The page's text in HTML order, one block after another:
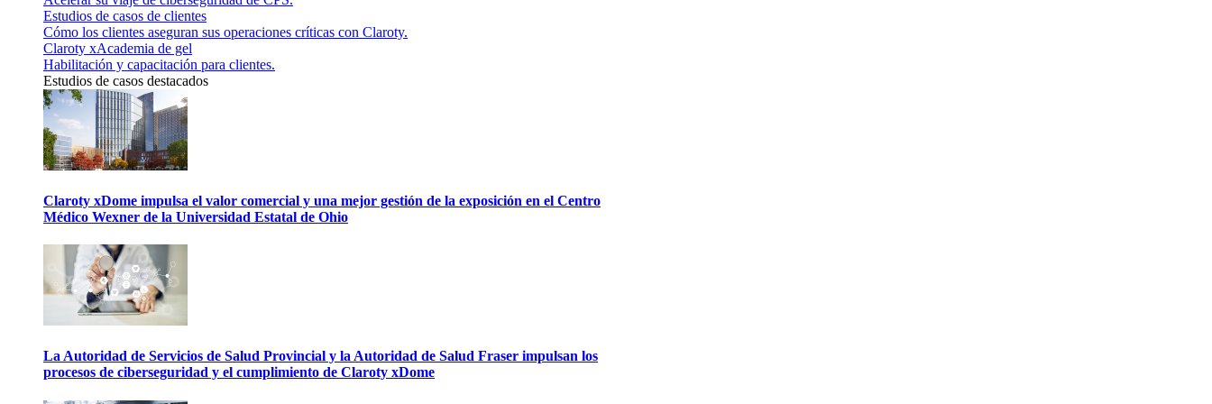
Estudios de casos de clientes
Cómo los clientes aseguran sus operaciones críticas con Claroty.
Claroty xAcademia de gel
Habilitación y capacitación para clientes.
Estudios de casos destacados
Claroty xDome impulsa el valor comercial y una mejor gestión de la exposición en el Centro
Médico Wexner de la Universidad Estatal de Ohio
La Autoridad de Servicios de Salud Provincial y la Autoridad de Salud Fraser impulsan los
procesos de ciberseguridad y el cumplimiento de Claroty xDome